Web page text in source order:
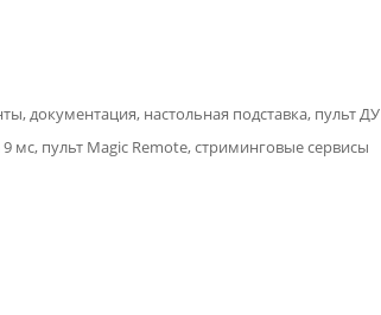
документация, настольная подставка, пульт ДУ
мс, пульт Magic Remote, стриминговые сервисы